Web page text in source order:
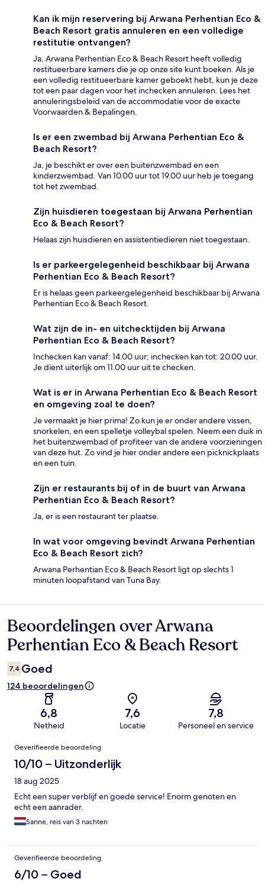
Kan ik mijn reservering bij Arwana Perhentian Eco &
Beach Resort gratis annuleren en een volledige
restitutie ontvangen?
Ja, Arwana Perhentian Eco & Beach Resort heeft volledig
restitueerbare kamers die je op onze site kunt boeken. Als je
een volledig restitueerbare kamer geboekt hebt, kun je deze
tot een paar dagen voor het inchecken annuleren. Lees het
annuleringsbeleid van de accommodatie voor de exacte
Voorwaarden & Bepalingen.
Is er een zwembad bij Arwana Perhentian Eco &
Beach Resort?
Ja, je beschikt er over een buitenzwembad en een
kinderzwembad. Van 10.00 uur tot 19.00 uur heb je toegang
tot het zwembad.
Zijn huisdieren toegestaan bij Arwana Perhentian
Eco & Beach Resort?
Helaas zijn huisdieren en assistentiedieren niet toegestaan.
Is er parkeergelegenheid beschikbaar bij Arwana
Perhentian Eco & Beach Resort?
Er is helaas geen parkeergelegenheid beschikbaar bij Arwana
Perhentian Eco & Beach Resort.
Wat zijn de in- en uitchecktijden bij Arwana
Perhentian Eco & Beach Resort?
Inchecken kan vanaf: 14.00 uur; inchecken kan tot: 20.00 uur.
Je dient uiterlijk om 11.00 uur uit te checken.
Wat is er in Arwana Perhentian Eco & Beach Resort
en omgeving zoal te doen?
Je vermaakt je hier prima! Zo kun je er onder andere vissen,
snorkelen, en een spelletje volleybal spelen. Neem een duik in
het buitenzwembad of profiteer van de andere voorzieningen
van deze hut. Zo vind je hier onder andere een picknickplaats
en een tuin.
Zijn er restaurants bij of in de buurt van Arwana
Perhentian Eco & Beach Resort?
Ja, er is een restaurant ter plaatse.
In wat voor omgeving bevindt Arwana Perhentian
Eco & Beach Resort zich?
Arwana Perhentian Eco & Beach Resort ligt op slechts 1
minuten loopafstand van Tuna Bay.
Beoordelingen
Beoordelingen over Arwana
Perhentian Eco & Beach Resort
7,4 Goed
124 beoordelingen
6,8
Netheid
7,6
Locatie
7,8
Personeel en service
Beoordelingen
Geverifieerde beoordeling
10/10 – Uitzonderlijk
18 aug 2025
Echt een super verblijf en goede service! Enorm genoten en
echt een aanrader.
Sanne, reis van 3 nachten
Geverifieerde beoordeling
6/10 – Goed